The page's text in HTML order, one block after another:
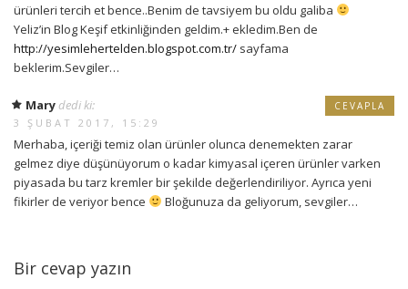
ürünleri tercih et bence..Benim de tavsiyem bu oldu galiba
Yeliz’in Blog Keşif etkinliğinden geldim.+ ekledim.Ben de
http://yesimlehertelden.blogspot.com.tr/ sayfama
beklerim.Sevgiler…
Mary dedi ki:
3 ŞUBAT 2017, 15:29
Merhaba, içeriği temiz olan ürünler olunca denemekten zarar
gelmez diye düşünüyorum o kadar kimyasal içeren ürünler varken
piyasada bu tarz kremler bir şekilde değerlendiriliyor. Ayrıca yeni
fikirler de veriyor bence
Bloğunuza da geliyorum, sevgiler…
CEVAPLA
Bir cevap yazın